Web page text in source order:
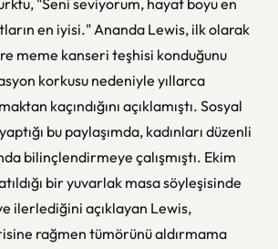
"Seni seviyorum, hayat boyu en
en iyisi." Ananda Lewis, ilk olarak
meme kanseri teşhisi konduğunu
korkusu nedeniyle yıllarca
kaçındığını açıklamıştı. Sosyal
bu paylaşımda, kadınları düzenli
bilinçlendirmeye çalışmıştı. Ekim
bir yuvarlak masa söyleşisinde
ilerlediğini açıklayan Lewis,
rağmen tümörünü aldırmama